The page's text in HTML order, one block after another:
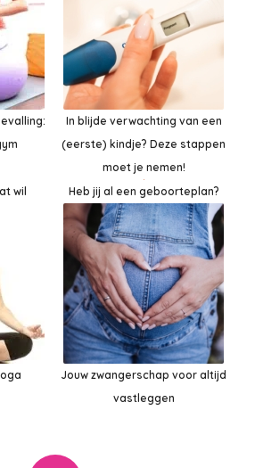
In blijde verwachting van een
(eerste) kindje? Deze stappen
moet je nemen!
wil
Heb jij al een geboorteplan?
Jouw zwangerschap voor altijd
vastleggen